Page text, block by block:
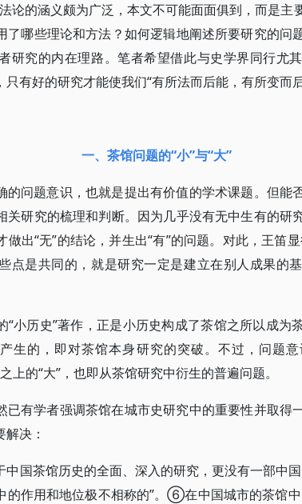
的涵义颇为广泛，本文不可能面面俱到，而是主
了哪些理论和方法？如何逻辑地阐述所要研究的问
研究的内在理路。笔者希望借此与史学界同行尤
只有好的研究才能使我们“有所法而后能，有所变
一、茶馆问题的“小”与“大”
的问题意识，也就是提出有价值的学术课题。但能
关研究的梳理和判断。因为几乎没有无中生有的研
出“无”的结论，并生出“有”的问题。对此，王笛
点是共同的，就是研究一定是建立在别人成果的
“小历史”著作，正是小历史构成了茶馆之所以成为
生的，即对茶馆本身研究的突破。不过，问题
上的“大”，也即从茶馆研究中衍生的普遍问题。
已有学者强调茶馆在城市史研究中的重要性并取得
决：
中国茶馆历史的全面、深入的研究，更没有一部中
的作用和地位极不相称的”。⑥在中国城市的茶馆